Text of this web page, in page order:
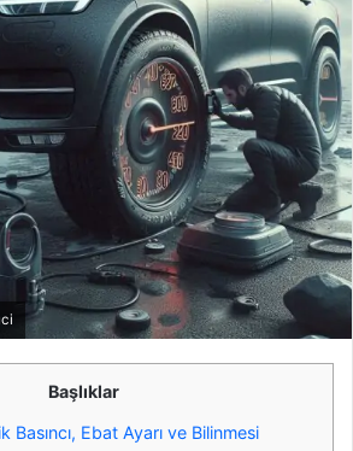
Başlıklar
Ebat Ayarı ve Bilinmesi